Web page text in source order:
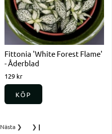
Fittonia 'White Forest Flame'
- Åderblad
129 kr
KÖP
Nästa ❯ ❯❙